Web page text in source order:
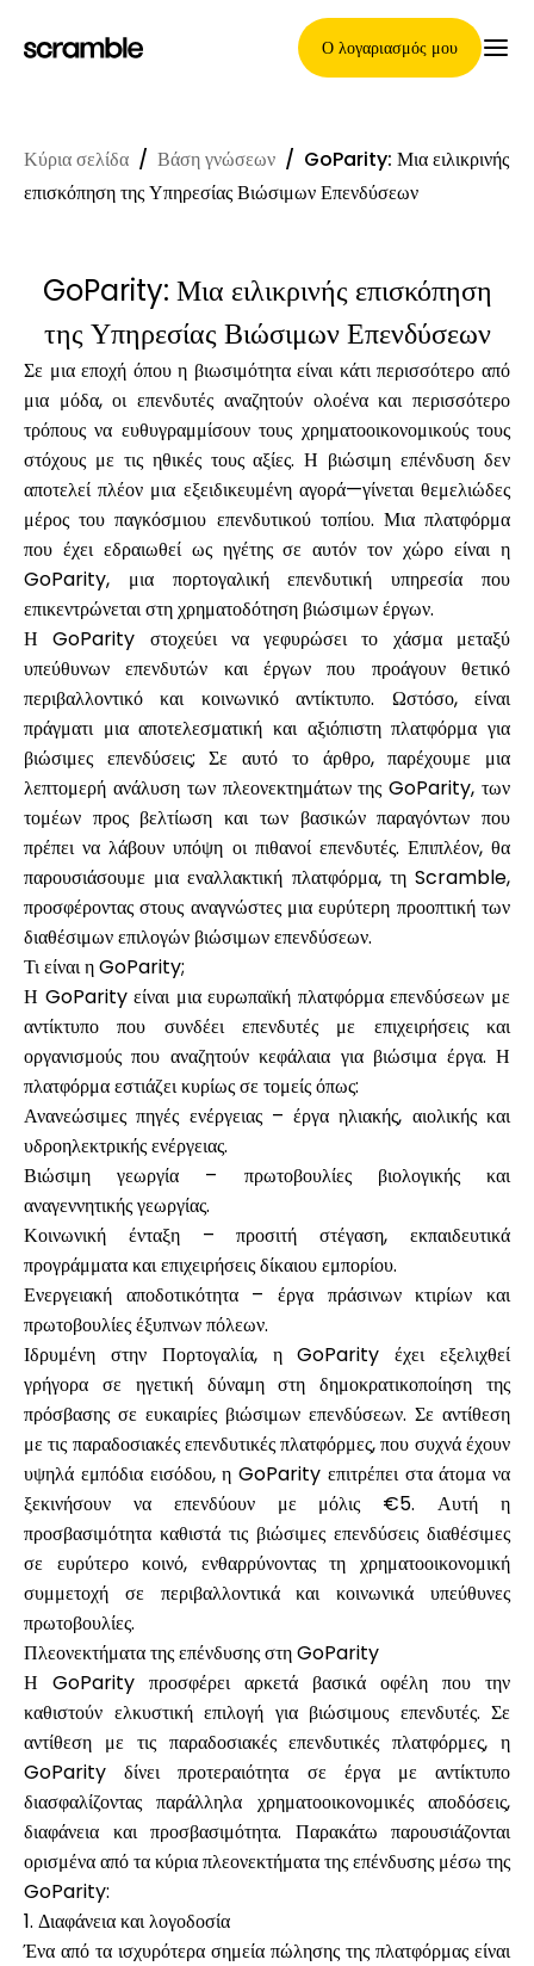
Ο λογαριασμός μου
Κύρια Σελίδα
Όροι ανάθεσης απαιτήσεων
Γκαλερί μαρκών
Επιλογή μάρκας
Υπολογιστές
Ιστορικό γύρων
Ιστολόγιο
Επικοινωνήστε μαζί μας
Βοήθεια
Ο λογαριασμός μου
Λάβετε χρηματοδότηση
ask@scrambleup.com
+372 712 2955
Κύρια σελίδα / Βάση γνώσεων / GoParity: Μια ειλικρινής
επισκόπηση της Υπηρεσίας Βιώσιμων Επενδύσεων
GoParity: Μια ειλικρινής επισκόπηση
της Υπηρεσίας Βιώσιμων Επενδύσεων
Σε μια εποχή όπου η βιωσιμότητα είναι κάτι περισσότερο από
μια μόδα, οι επενδυτές αναζητούν ολοένα και περισσότερο
τρόπους να ευθυγραμμίσουν τους χρηματοοικονομικούς τους
στόχους με τις ηθικές τους αξίες. Η βιώσιμη επένδυση δεν
αποτελεί πλέον μια εξειδικευμένη αγορά—γίνεται θεμελιώδες
μέρος του παγκόσμιου επενδυτικού τοπίου. Μια πλατφόρμα
που έχει εδραιωθεί ως ηγέτης σε αυτόν τον χώρο είναι η
GoParity, μια πορτογαλική επενδυτική υπηρεσία που
επικεντρώνεται στη χρηματοδότηση βιώσιμων έργων.
Η GoParity στοχεύει να γεφυρώσει το χάσμα μεταξύ
υπεύθυνων επενδυτών και έργων που προάγουν θετικό
περιβαλλοντικό και κοινωνικό αντίκτυπο. Ωστόσο, είναι
πράγματι μια αποτελεσματική και αξιόπιστη πλατφόρμα για
βιώσιμες επενδύσεις; Σε αυτό το άρθρο, παρέχουμε μια
λεπτομερή ανάλυση των πλεονεκτημάτων της GoParity, των
τομέων προς βελτίωση και των βασικών παραγόντων που
πρέπει να λάβουν υπόψη οι πιθανοί επενδυτές. Επιπλέον, θα
παρουσιάσουμε μια εναλλακτική πλατφόρμα, τη Scramble,
προσφέροντας στους αναγνώστες μια ευρύτερη προοπτική των
διαθέσιμων επιλογών βιώσιμων επενδύσεων.
Τι είναι η GoParity;
Η GoParity είναι μια ευρωπαϊκή πλατφόρμα επενδύσεων με
αντίκτυπο που συνδέει επενδυτές με επιχειρήσεις και
οργανισμούς που αναζητούν κεφάλαια για βιώσιμα έργα. Η
πλατφόρμα εστιάζει κυρίως σε τομείς όπως:
Ανανεώσιμες πηγές ενέργειας – έργα ηλιακής, αιολικής και
υδροηλεκτρικής ενέργειας.
Βιώσιμη γεωργία – πρωτοβουλίες βιολογικής και
αναγεννητικής γεωργίας.
Κοινωνική ένταξη – προσιτή στέγαση, εκπαιδευτικά
προγράμματα και επιχειρήσεις δίκαιου εμπορίου.
Ενεργειακή αποδοτικότητα – έργα πράσινων κτιρίων και
πρωτοβουλίες έξυπνων πόλεων.
Ιδρυμένη στην Πορτογαλία, η GoParity έχει εξελιχθεί
γρήγορα σε ηγετική δύναμη στη δημοκρατικοποίηση της
πρόσβασης σε ευκαιρίες βιώσιμων επενδύσεων. Σε αντίθεση
με τις παραδοσιακές επενδυτικές πλατφόρμες, που συχνά έχουν
υψηλά εμπόδια εισόδου, η GoParity επιτρέπει στα άτομα να
ξεκινήσουν να επενδύουν με μόλις €5. Αυτή η
προσβασιμότητα καθιστά τις βιώσιμες επενδύσεις διαθέσιμες
σε ευρύτερο κοινό, ενθαρρύνοντας τη χρηματοοικονομική
συμμετοχή σε περιβαλλοντικά και κοινωνικά υπεύθυνες
πρωτοβουλίες.
Πλεονεκτήματα της επένδυσης στη GoParity
Η GoParity προσφέρει αρκετά βασικά οφέλη που την
καθιστούν ελκυστική επιλογή για βιώσιμους επενδυτές. Σε
αντίθεση με τις παραδοσιακές επενδυτικές πλατφόρμες, η
GoParity δίνει προτεραιότητα σε έργα με αντίκτυπο
διασφαλίζοντας παράλληλα χρηματοοικονομικές αποδόσεις,
διαφάνεια και προσβασιμότητα. Παρακάτω παρουσιάζονται
ορισμένα από τα κύρια πλεονεκτήματα της επένδυσης μέσω της
GoParity:
1. Διαφάνεια και λογοδοσία
Ένα από τα ισχυρότερα σημεία πώλησης της πλατφόρμας είναι